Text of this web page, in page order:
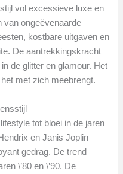
vol excessieve luxe en
van ongeëvenaarde
kostbare uitgaven en
De aantrekkingskracht
de glitter en glamour. Het
met zich meebrengt.
tot bloei in de jaren
en Janis Joplin
gedrag. De trend
\’80 en \’90. De